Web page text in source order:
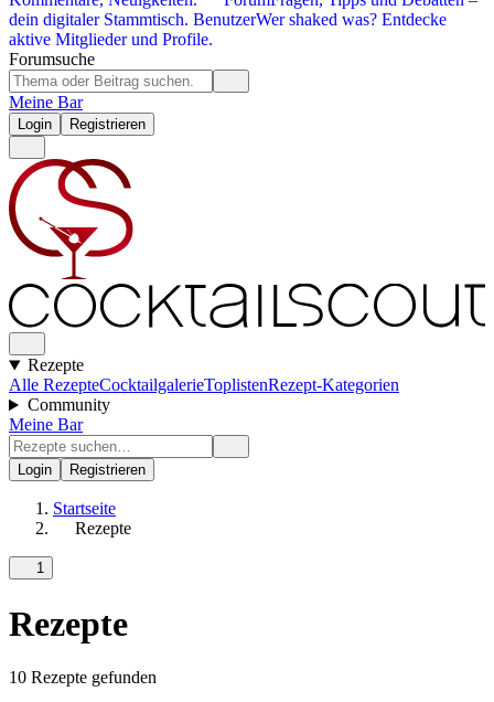
dein digitaler Stammtisch. BenutzerWer shaked was? Entdecke
aktive Mitglieder und Profile.
Forumsuche
Meine Bar
Login Registrieren
Rezepte
Alle RezepteCocktailgalerieToplistenRezept-Kategorien
Community
Meine Bar
Login Registrieren
Startseite
Rezepte
1
Rezepte
10 Rezepte gefunden